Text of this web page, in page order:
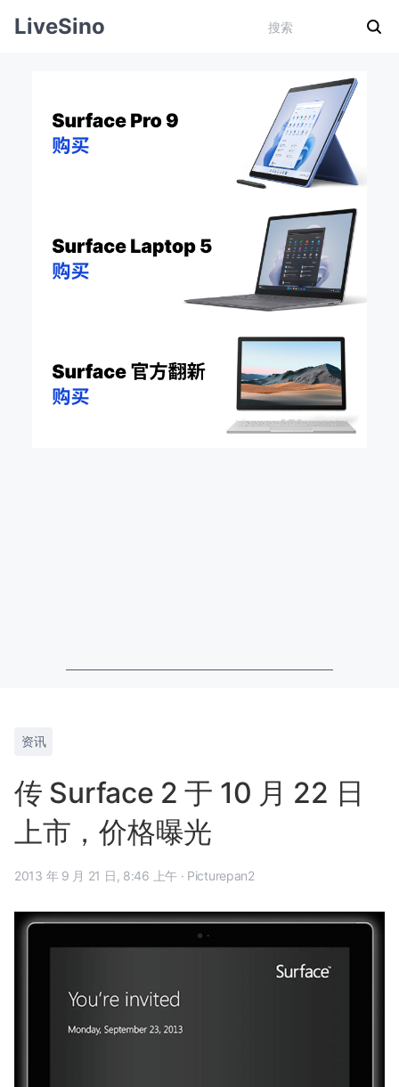
LiveSino
资讯
传 Surface 2 于 10 月 22 日
上市，价格曝光
2013 年 9 月 21 日, 8:46 上午 · Picturepan2